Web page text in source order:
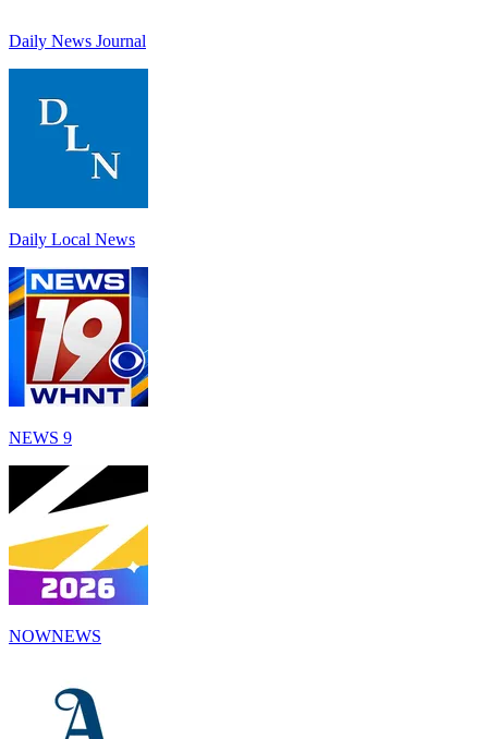
Daily News Journal
Daily Local News
NEWS 9
NOWNEWS